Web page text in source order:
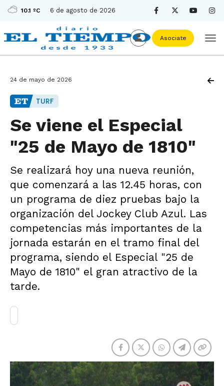
10.1 ºC 6 de agosto de 2026
Asociate
24 de mayo de 2026
TURF
Se viene el Especial
"25 de Mayo de 1810"
Se realizará hoy una nueva reunión,
que comenzará a las 12.45 horas, con
un programa de diez pruebas bajo la
organización del Jockey Club Azul. Las
competencias más importantes de la
jornada estarán en el tramo final del
programa, siendo el Especial "25 de
Mayo de 1810" el gran atractivo de la
tarde.